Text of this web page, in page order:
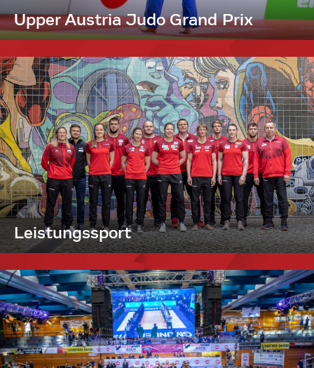
Upper Austria Judo Grand Prix
Leistungssport